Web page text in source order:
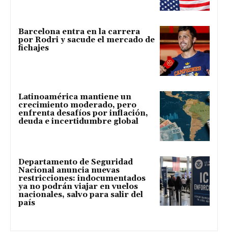
Barcelona entra en la carrera
por Rodri y sacude el mercado de
fichajes
Latinoamérica mantiene un
crecimiento moderado, pero
enfrenta desafíos por inflación,
deuda e incertidumbre global
Departamento de Seguridad
Nacional anuncia nuevas
restricciones: indocumentados
ya no podrán viajar en vuelos
nacionales, salvo para salir del
país